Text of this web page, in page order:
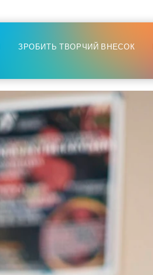
ЗРОБИТЬ ТВОРЧИЙ ВНЕСОК